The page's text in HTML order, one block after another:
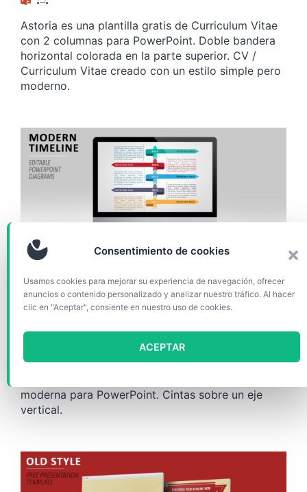
Consentimiento de cookies
Usamos cookies para mejorar su experiencia de navegación, ofrecer
anuncios o contenido personalizado y analizar nuestro tráfico. Al hacer
clic en "Aceptar", consiente en nuestro uso de cookies.
ACEPTAR
Astoria es una plantilla gratis de Curriculum Vitae
con 2 columnas para PowerPoint. Doble bandera
horizontal colorada en la parte superior. CV /
Curriculum Vitae creado con un estilo simple pero
moderno.
GRÁFICOS Y DIAGRAMAS
Plantilla de Línea de Tiempo
Moderna PowerPoint
moderna para PowerPoint. Cintas sobre un eje
vertical.